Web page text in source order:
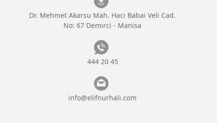
Dr. Mehmet Akarsu Mah. Hacı Babai Veli Cad.
No: 67 Demirci - Manisa
444 20 45
info@elifnurhali.com